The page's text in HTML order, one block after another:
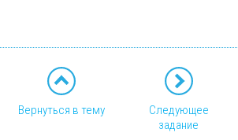
Вернуться в тему
Следующее
задание